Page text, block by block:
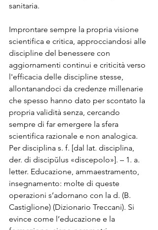
sanitaria.
Improntare sempre la propria visione
scientifica e critica, approcciandosi alle
discipline del benessere con
aggiornamenti continui e criticità verso
l'efficacia delle discipline stesse,
allontanandoci da credenze millenarie
che spesso hanno dato per scontato la
propria validità senza, cercando
sempre di far emergere la sfera
scientifica razionale e non analogica.
Per disciplina s. f. [dal lat. disciplina,
der. di discipŭlus «discepolo»]. – 1. a.
letter. Educazione, ammaestramento,
insegnamento: molte di queste
operazioni s’adornano con la d. (B.
Castiglione) (Dizionario Treccani). Si
evince come l’educazione e la